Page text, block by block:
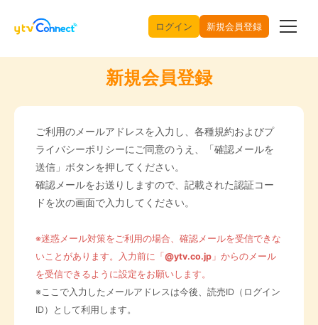
ログイン 新規会員登録
新規会員登録
ご利用のメールアドレスを入力し、各種規約およびプ
ライバシーポリシーにご同意のうえ、「確認メールを
送信」ボタンを押してください。
確認メールをお送りしますので、記載された認証コー
ドを次の画面で入力してください。
※迷惑メール対策をご利用の場合、確認メールを受信できな
いことがあります。入力前に「 @ytv.co.jp 」からのメール
を受信できるように設定をお願いします。
※ここで入力したメールアドレスは今後、読売ID（ログイン
ID）として利用します。